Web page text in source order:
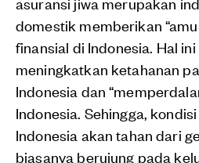
domestik memberikan
finansial di Indonesia. Hal
meningkatkan ketahanan
Indonesia dan
Indonesia. Sehingga,
Indonesia akan tahan dari
biasanya berujung pada